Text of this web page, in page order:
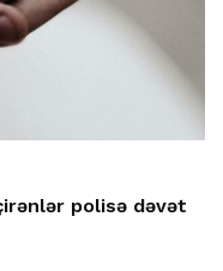
polisə dəvət